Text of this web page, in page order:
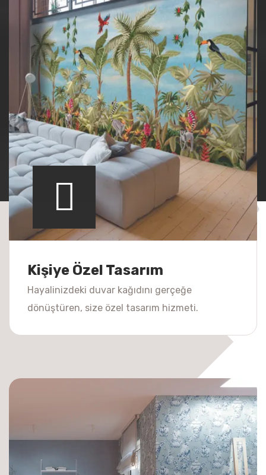
Kişiye Özel Tasarım
Hayalinizdeki duvar kağıdını gerçeğe
dönüştüren, size özel tasarım hizmeti.